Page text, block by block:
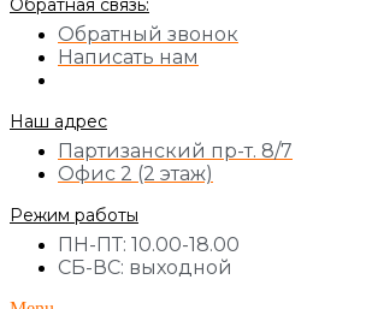
Обратная связь:
Обратный звонок
Написать нам
Наш адрес
Партизанский пр-т. 8/7
Офис 2 (2 этаж)
Режим работы
ПН-ПТ: 10.00-18.00
СБ-ВС: выходной